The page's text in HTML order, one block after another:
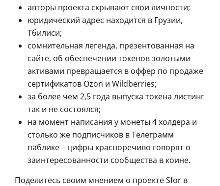
авторы проекта скрывают свои личности;
юридический адрес находится в Грузии,
Тбилиси;
сомнительная легенда, презентованная на
сайте, об обеспечении токенов золотыми
активами превращается в оффер по продаже
сертификатов Ozon и Wildberries;
за более чем 2,5 года выпуска токена листинг
так и не состоялся;
на момент написания у монеты 4 холдера и
столько же подписчиков в Телеграмм
паблике – цифры красноречиво говорят о
заинтересованности сообщества в коине.
Поделитесь своим мнением о проекте Sfor в